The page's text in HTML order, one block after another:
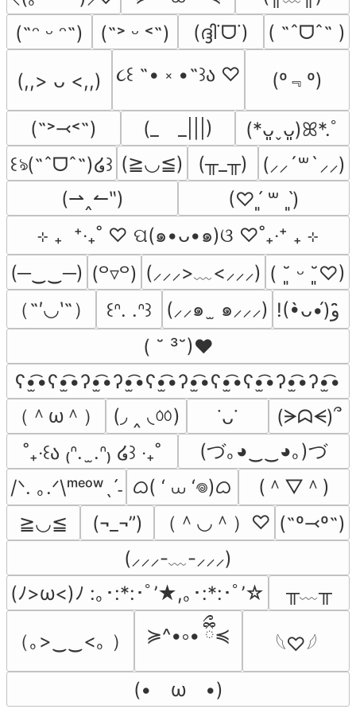
(˶ᵔ ᵕ ᵔ˶)
(˶˃ ᵕ ˂˶) (ദ്ദി˙ᗜ˙) ( ˶ˆᗜˆ˵ )
(,,> ᴗ <,,) ૮꒰ ˶• ༝ •˶꒱ა ♡ (º﹃º)
(˶˃⤙˂˶) (_　_|||)
(*ᴗ͈ˬᴗ͈)ꕤ*.ﾟ
꒰ঌ(˶ˆᗜˆ˵)໒꒱ (≧◡≦) (╥_╥)
(⸝⸝´꒳`⸝⸝)
(⇀‸↼‶)
(♡ˊ͈ ꒳ ˋ͈)
⊹ ₊  ⁺‧₊˚ ♡ ପ(๑•ᴗ•๑)ଓ ♡˚₊‧⁺ ₊ ⊹
(─‿‿─) (꒪▿꒪) (⸝⸝⸝>﹏<⸝⸝⸝) ( ˘͈ ᵕ ˘͈♡)
（˶′◡‵˶）
꒰ᐢ. .ᐢ꒱ (⸝⸝๑  ̫ ๑⸝⸝⸝)
( ˘ ³˘)♥
ʕ•̫͡•ʕ•̫͡•ʔ•̫͡•ʔ•̫͡•ʕ•̫͡•ʔ•̫͡•ʕ•̫͡•ʕ•̫͡•ʔ•̫͡•ʔ•̫͡•
（＾ω＾）
(◞ ‸ ◟ㆀ) ˙ᴗ˙
(ᗒᗣᗕ)՞
˚₊‧꒰ა ₍ᐢ.  ̫.ᐢ₎ ໒꒱ ‧₊˚
(づ｡◕‿‿◕｡)づ
/ᐠ. ｡.ᐟ\ᵐᵉᵒʷˎˊ˗ ᜊ( ‘ ⩊ ‘𖦹)ᜊ
(＾▽＾)
≧◡≦
(¬_¬”) （＾◡＾）♡ (˶º⤙º˶)
(⸝⸝⸝-﹏-⸝⸝⸝)
(ﾉ>ω<)ﾉ :｡･:*:･ﾟ’★,｡･:*:･ﾟ’☆
╥﹏╥
（｡>‿‿<｡ ） ≽^•༚• ྀིྀ≼
𓆩♡𓆪
(•　ω　•)